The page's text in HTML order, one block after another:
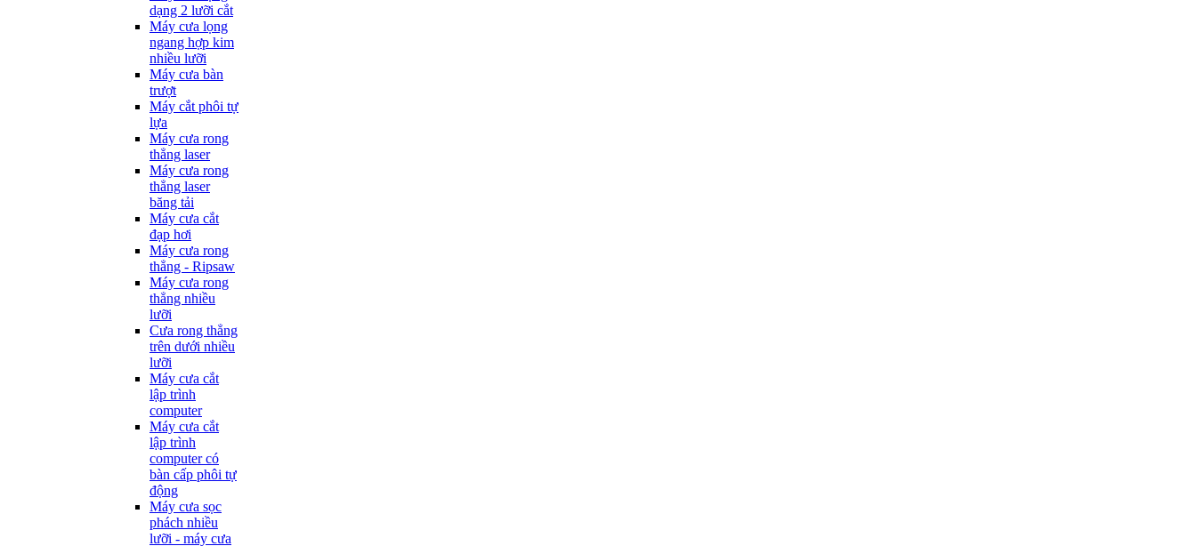
dạng 2 lưỡi cắt
Máy cưa lọng
ngang hợp kim
nhiều lưỡi
Máy cưa bàn
trượt
Máy cắt phôi tự
lựa
Máy cưa rong
thẳng laser
Máy cưa rong
thẳng laser
băng tải
Máy cưa cắt
đạp hơi
Máy cưa rong
thẳng - Ripsaw
Máy cưa rong
thẳng nhiều
lưỡi
Cưa rong thẳng
trên dưới nhiều
lưỡi
Máy cưa cắt
lập trình
computer
Máy cưa cắt
lập trình
computer có
bàn cấp phôi tự
động
Máy cưa sọc
phách nhiều
lưỡi - máy cưa